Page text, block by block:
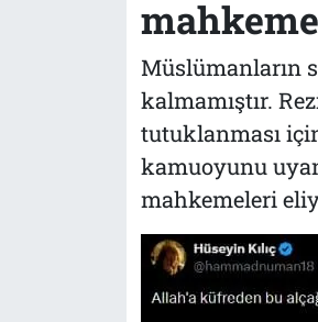
Müslümanların
kalmamıştır.
tutuklanması
kamuoyunu
mahkemeleri